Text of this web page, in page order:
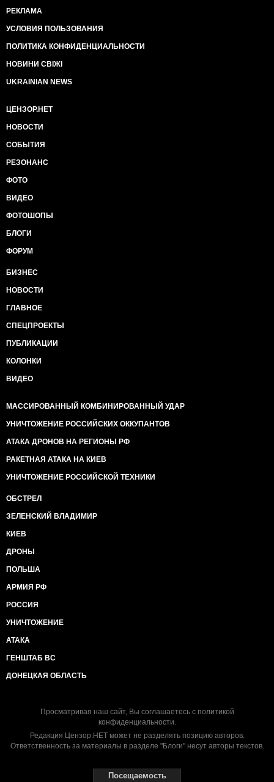
РЕКЛАМА
УСЛОВИЯ ПОЛЬЗОВАНИЯ
ПОЛИТИКА КОНФИДЕНЦИАЛЬНОСТИ
НОВИНИ СВІЖІ
UKRAINIAN NEWS
ЦЕНЗОР.НЕТ
НОВОСТИ
СОБЫТИЯ
РЕЗОНАНС
ФОТО
ВИДЕО
ФОТОШОПЫ
БЛОГИ
ФОРУМ
БИЗНЕС
НОВОСТИ
ГЛАВНОЕ
СПЕЦПРОЕКТЫ
ПУБЛИКАЦИИ
КОЛОНКИ
ВИДЕО
МАССИРОВАННЫЙ КОМБИНИРОВАННЫЙ УДАР
УНИЧТОЖЕНИЕ РОССИЙСКИХ ОККУПАНТОВ
АТАКА ДРОНОВ НА РЕГИОНЫ РФ
РАКЕТНАЯ АТАКА НА КИЕВ
УНИЧТОЖЕНИЕ РОССИЙСКОЙ ТЕХНИКИ
ОБСТРЕЛ
ЗЕЛЕНСКИЙ ВЛАДИМИР
КИЕВ
ДРОНЫ
ПОЛЬША
АРМИЯ РФ
РОССИЯ
УНИЧТОЖЕНИЕ
АТАКА
ГЕНШТАБ ВС
ДОНЕЦКАЯ ОБЛАСТЬ
Просматривая наш сайт, Вы соглашаетесь с политикой
конфиденциальности.
Редакция Цензор.НЕТ может не разделять позицию авторов.
Ответственность за материалы в разделе "Блоги" несут авторы текстов.
Посещаемость